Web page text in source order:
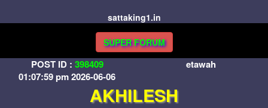
sattaking1.in
SUPER FORUM
POST ID : 398409
01:07:59 pm 2026-06-06
etawah
AKHILESH